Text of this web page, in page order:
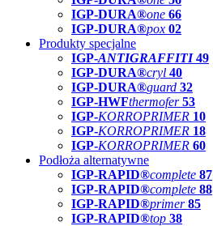
IGP-DURA®one 66
IGP-DURA®pox 02
Produkty specjalne
IGP-ANTIGRAFFITI49
IGP-DURA®cryl 40
IGP-DURA®guard 32
IGP-HWFthermofer 53
IGP-KORROPRIMER 10
IGP-KORROPRIMER 18
IGP-KORROPRIMER 60
Podłoża alternatywne
IGP-RAPID®complete 87
IGP-RAPID®complete 88
IGP-RAPID®primer 85
IGP-RAPID®top 38